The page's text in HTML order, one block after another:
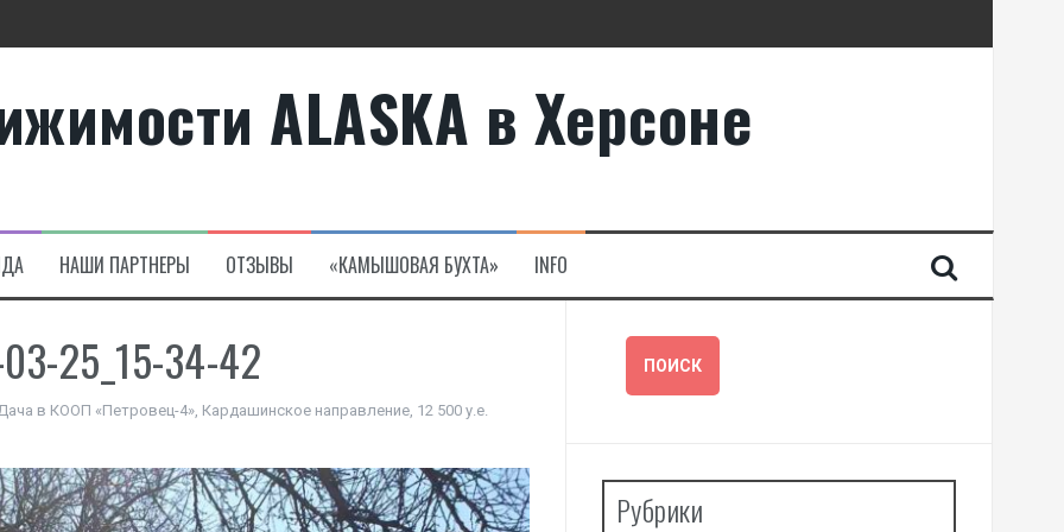
Алсанджаке
ALASKA в Херсоне
НАШИ ПАРТНЕРЫ ОТЗЫВЫ «КАМЫШОВАЯ БУХТА» INFO
25_15-34-42
в КООП «Петровец-4», Кардашинское направление, 12 500 у.е.
Рубрики